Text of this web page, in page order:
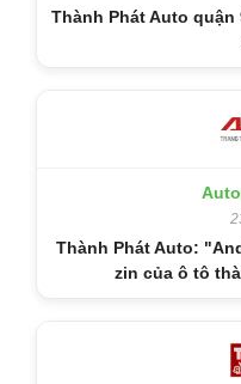
Thành Phát Auto
Thành Phát Auto:
zin của ô tô